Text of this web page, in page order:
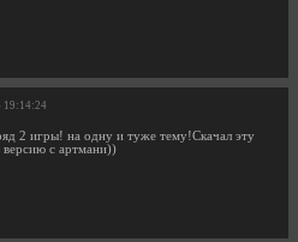
19:14:24
2 игры! на одну и туже тему!Скачал эту
с артмани))